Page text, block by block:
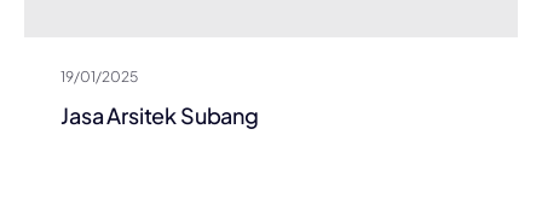
19/01/2025
Jasa Arsitek Subang